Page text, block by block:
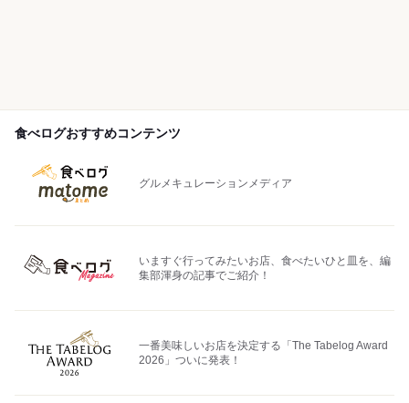
食べログおすすめコンテンツ
グルメキュレーションメディア
いますぐ行ってみたいお店、食べたいひと皿を、編
集部渾身の記事でご紹介！
一番美味しいお店を決定する「The Tabelog Award
2026」ついに発表！